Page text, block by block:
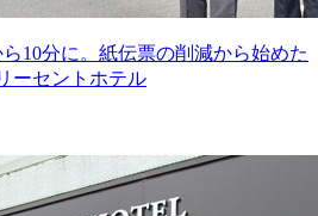
10分に。紙伝票の削減から始めた
ーセントホテル